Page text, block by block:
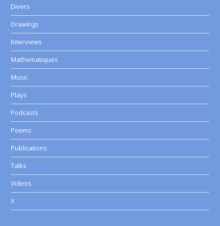
Divers
Drawings
Interviews
Mathematiques
Music
Plays
Podcasts
Poems
Publications
Talks
Videos
X